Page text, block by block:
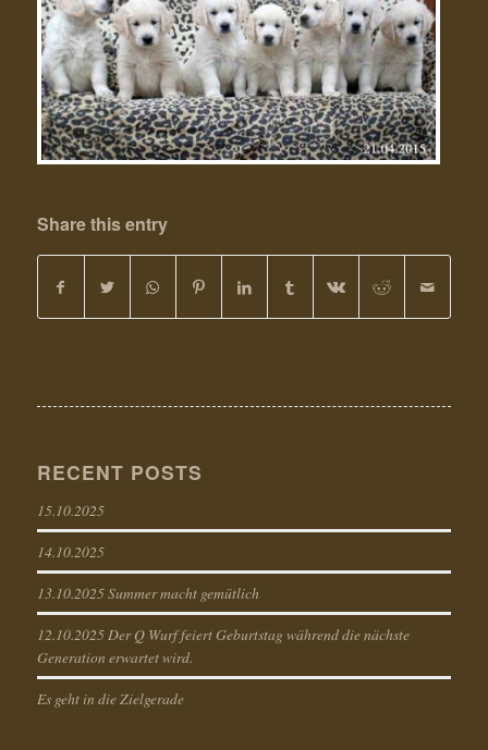
Share this entry
RECENT POSTS
15.10.2025
14.10.2025
13.10.2025 Summer macht gemütlich
12.10.2025 Der Q Wurf feiert Geburtstag während die nächste
Generation erwartet wird.
Es geht in die Zielgerade